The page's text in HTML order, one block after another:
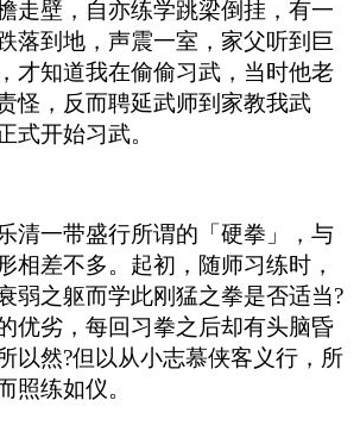
走壁，自亦练学跳梁倒挂，有一
落到地，声震一室，家父听到巨
才知道我在偷偷习武，当时他老
怪，反而聘延武师到家教我武
式开始习武。
清一带盛行所谓的「硬拳」，与
相差不多。起初，随师习练时，
弱之躯而学此刚猛之拳是否适当?
优劣，每回习拳之后却有头脑昏
以然?但以从小志慕侠客义行，所
照练如仪。